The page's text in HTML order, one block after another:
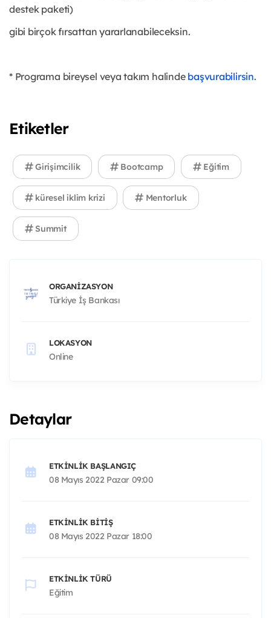
destek paketi)
gibi birçok fırsattan yararlanabileceksin.
* Programa bireysel veya takım halinde başvurabilirsin.
Etiketler
Girişimcilik Bootcamp Eğitim
küresel iklim krizi Mentorluk
Summit
ORGANIZASYON
Türkiye İş Bankası
LOKASYON
Online
Detaylar
ETKINLIK BAŞLANGIÇ
08 Mayıs 2022 Pazar 09:00
ETKINLIK BITIŞ
08 Mayıs 2022 Pazar 18:00
ETKINLIK TÜRÜ
Eğitim